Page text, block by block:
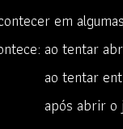
em
ao tentar
ao tentar
após abrir o